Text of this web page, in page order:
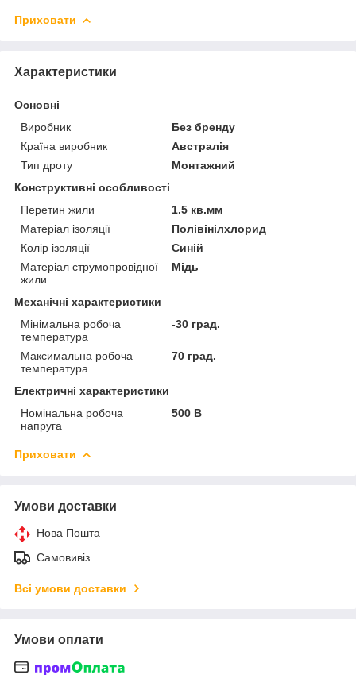
Приховати
Характеристики
Основні
Виробник
Без бренду
Країна виробник
Австралія
Тип дроту
Монтажний
Конструктивні особливості
Перетин жили
1.5 кв.мм
Матеріал ізоляції
Полівінілхлорид
Колір ізоляції
Синій
Матеріал струмопровідної
жили
Мідь
Механічні характеристики
Мінімальна робоча
температура
-30 град.
Максимальна робоча
температура
70 град.
Електричні характеристики
Номінальна робоча
напруга
500 В
Приховати
Умови доставки
Нова Пошта
Самовивіз
Всі умови доставки
Умови оплати